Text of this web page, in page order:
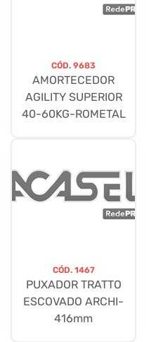
CÓD. 9683
AMORTECEDOR
AGILITY SUPERIOR
40-60KG-ROMETAL
CÓD. 1467
PUXADOR TRATTO
ESCOVADO ARCHI-
416mm